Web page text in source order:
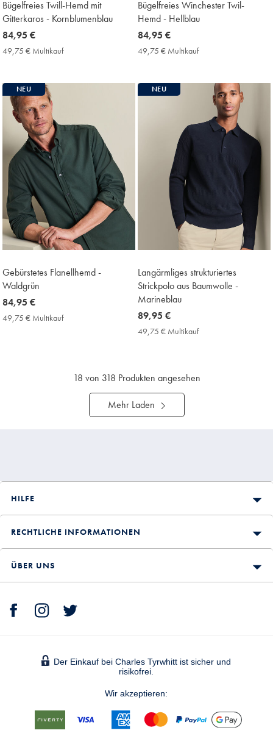
Bügelfreies Twill-Hemd mit
Gitterkaros - Kornblumenblau
now
84,95
84,95 €
49,75 € Multikauf49,75
Price
Bügelfreies Winchester Twil-
Hemd - Hellblau
now
84,95
84,95 €
49,75 € Multikauf49,75
Price
NEU
Gebürstetes Flanellhemd -
Waldgrün
now
84,95
84,95 €
49,75 € Multikauf49,75
NEU
Langärmliges strukturiertes
Strickpolo aus Baumwolle -
Marineblau
now
89,95
89,95 €
49,75 € Multikauf49,75
18 von 318 Produkten angesehen
Mehr Laden
HILFE
RECHTLICHE INFORMATIONEN
ÜBER UNS
Der Einkauf bei Charles Tyrwhitt ist sicher und
risikofrei.
Wir akzeptieren: